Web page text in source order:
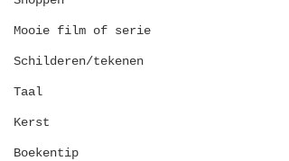
Mooie film of serie
Schilderen/tekenen
Taal
Kerst
Boekentip